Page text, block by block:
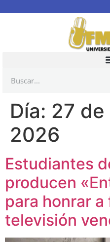
Día: 27
2026
Estudiantes
producen
para honrar
televisión